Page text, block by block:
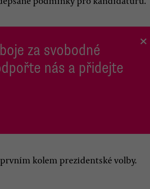
za svobodné
nás a přidejte
×
kolem prezidentské volby.